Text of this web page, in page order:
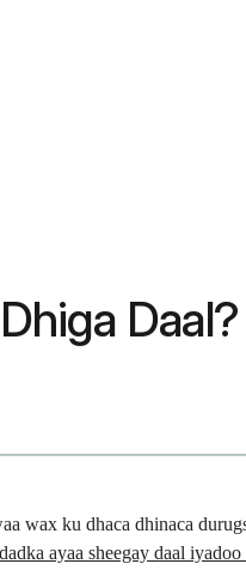
Daal?
wax ku dhaca dhinaca
ayaa sheegay daal